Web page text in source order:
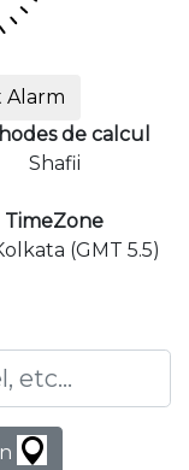
Alarm
de calcul
Shafii
TimeZone
(GMT 5.5)